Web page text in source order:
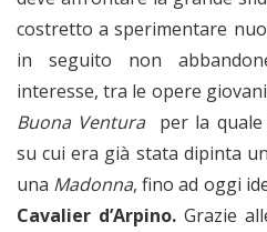
costretto a sperimentare
in seguito non
interesse, tra le opere
Buona Ventura
per la
su cui era già stata dipinta
una Madonna, fino ad oggi
Cavalier d’Arpino. Grazie